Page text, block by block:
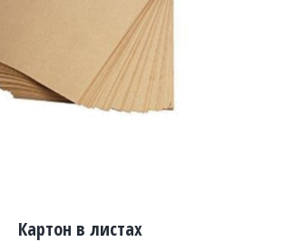
Картон в листах